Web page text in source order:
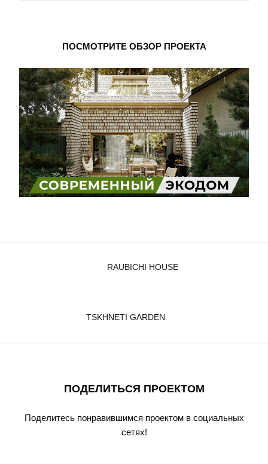
ПОСМОТРИТЕ ОБЗОР ПРОЕКТА
RAUBICHI HOUSE
TSKHNETI GARDEN
ПОДЕЛИТЬСЯ ПРОЕКТОМ
Поделитесь понравившимся проектом в социальных
сетях!